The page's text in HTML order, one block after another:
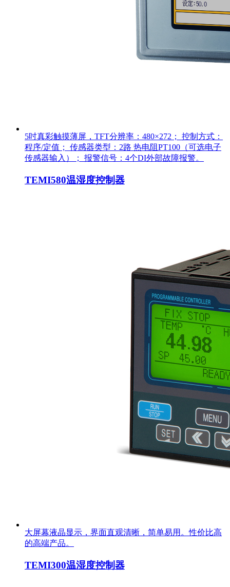
5吋真彩触摸薄屏，TFT分辨率：480×272； 控制方式：
程序/定值； 传感器类型：2路 热电阻PT100（可选电子
传感器输入）； 报警信号：4个DI外部故障报警。
TEMI580温湿度控制器
大屏幕液晶显示，界面直观清晰，简单易用。性价比高
的高端产品。
TEMI300温湿度控制器